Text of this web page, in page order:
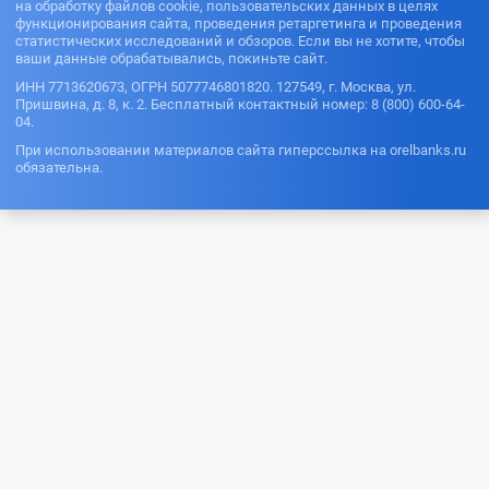
на обработку файлов cookie, пользовательских данных в целях
функционирования сайта, проведения ретаргетинга и проведения
статистических исследований и обзоров. Если вы не хотите, чтобы
ваши данные обрабатывались, покиньте сайт.
ИНН 7713620673, ОГРН 5077746801820. 127549, г. Москва, ул.
Пришвина, д. 8, к. 2. Бесплатный контактный номер: 8 (800) 600-64-
04.
При использовании материалов сайта гиперссылка на orelbanks.ru
обязательна.